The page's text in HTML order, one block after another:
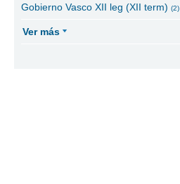
Gobierno Vasco XII leg (XII term)(2)
Ver más